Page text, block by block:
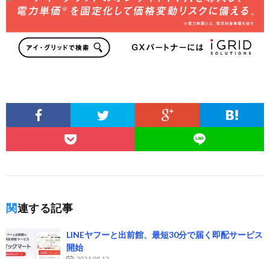
関連する記事
LINEヤフーと出前館、最短30分で届く即配サービス
開始